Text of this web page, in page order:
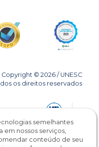
Copyright © 2026 / UNESC
os direitos reservados
semelhantes
em nossos serviços,
conteúdo de seu